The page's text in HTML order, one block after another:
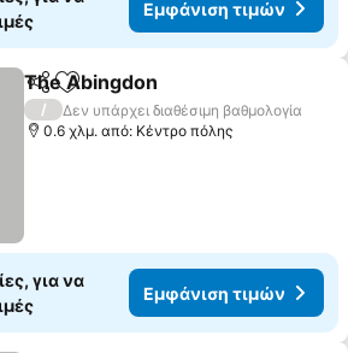
Εμφάνιση τιμών
Κοινοποίηση
Προσθήκη στα αγαπημένα
The Abingdon
/
Δεν υπάρχει διαθέσιμη βαθμολογία
0.6 χλμ. από: Κέντρο πόλης
για να
Εμφάνιση τιμών